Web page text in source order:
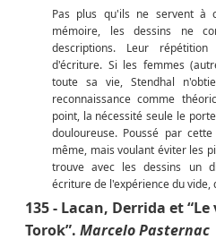
Pas plus qu'ils ne servent à
mémoire, les dessins ne
descriptions. Leur
d'écriture. Si les femmes
toute sa vie, Stendhal
reconnaissance comme
point, la nécessité seule le
douloureuse. Poussé par
même, mais voulant éviter les
trouve avec les dessins un
écriture de l'expérience du vide,
135 - Lacan, Derrida et
Torok”. Marcelo Pasternac